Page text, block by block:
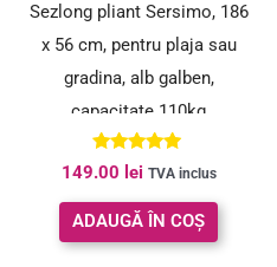
Sezlong pliant Sersimo, 186
x 56 cm, pentru plaja sau
gradina, alb galben,
capacitate 110kg
Evaluat la
5.00
din 5
149.00 lei TVA inclus
ADAUGĂ ÎN COȘ